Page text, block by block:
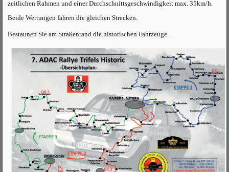
zeitlichen Rahmen und einer Durchschnittsgeschwindigkeit max. 35km/h.
Beide Wertungen fahren die gleichen Strecken.
Bestaunen Sie am Straßenrand die historischen Fahrzeuge.